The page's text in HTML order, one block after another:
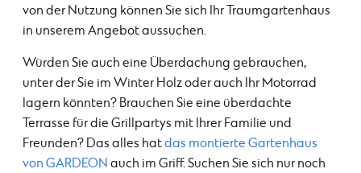
von der Nutzung können Sie sich Ihr Traumgartenhaus
in unserem Angebot aussuchen.
Würden Sie auch eine Überdachung gebrauchen,
unter der Sie im Winter Holz oder auch Ihr Motorrad
lagern könnten? Brauchen Sie eine überdachte
Terrasse für die Grillpartys mit Ihrer Familie und
Freunden? Das alles hatdas montierte Gartenhaus
von GARDEON auch im Griff. Suchen Sie sich nur noch